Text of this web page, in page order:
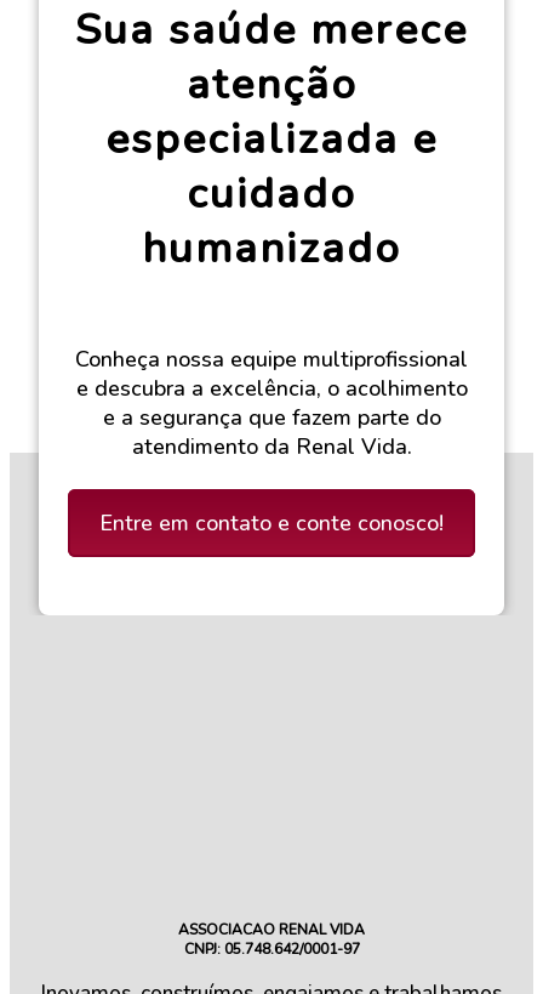
Sua saúde merece
atenção
especializada e
cuidado
humanizado
Conheça nossa equipe multiprofissional
e descubra a excelência, o acolhimento
e a segurança que fazem parte do
atendimento da Renal Vida.
Entre em contato e conte conosco!
ASSOCIACAO RENAL VIDA
CNPJ: 05.748.642/0001-97